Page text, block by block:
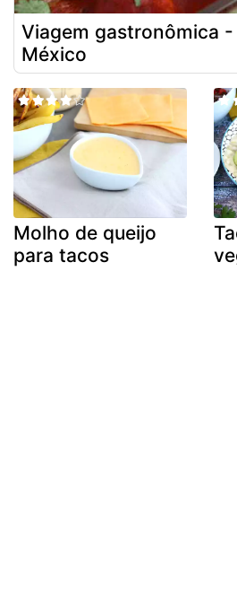
Viagem gastronômica -
México
Molho de queijo
para tacos